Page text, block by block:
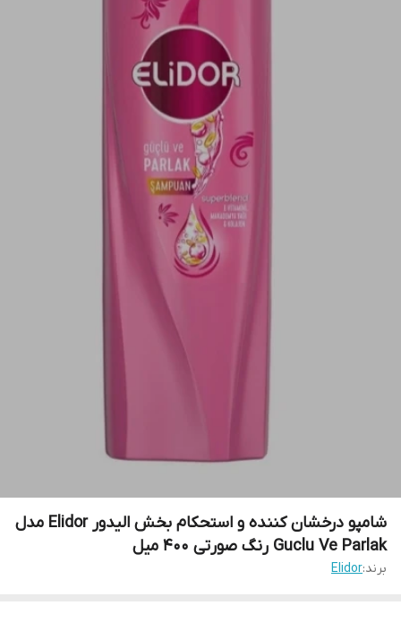
شامپو درخشان کننده و استحکام بخش الیدور Elidor مدل
Guclu Ve Parlak رنگ صورتی 400 میل
برند:Elidor